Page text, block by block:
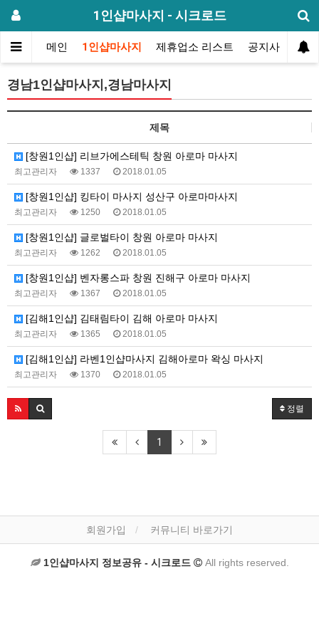
1인샵마사지 - 시크로드
메인 1인샵마사지 제휴업소 리스트 공지사항 방
경남1인샵마사지,경남마사지
제목
[창원1인샵] 리브가에스테틱 창원 아로마 마사지
최고관리자 1337 2018.01.05
[창원1인샵] 킹타이 마사지 성산구 아로마마사지
최고관리자 1250 2018.01.05
[창원1인샵] 글로벌타이 창원 아로마 마사지
최고관리자 1262 2018.01.05
[창원1인샵] 벤자롱스파 창원 진해구 아로마 마사지
최고관리자 1367 2018.01.05
[김해1인샵] 김태림타이 김해 아로마 마사지
최고관리자 1365 2018.01.05
[김해1인샵] 라벤1인샵마사지 김해아로마 왁싱 마사지
최고관리자 1370 2018.01.05
정렬
1
회원가입 커뮤니티 바로가기
1인샵마사지 정보공유 - 시크로드 All rights reserved.